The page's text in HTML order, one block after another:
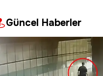
Güncel Haberler